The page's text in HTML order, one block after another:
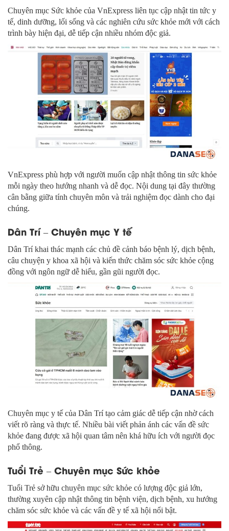
Chuyên mục Sức khỏe của VnExpress liên tục cập nhật tin tức y
tế, dinh dưỡng, lối sống và các nghiên cứu sức khỏe mới với cách
trình bày hiện đại, dễ tiếp cận nhiều nhóm độc giả.
VnExpress phù hợp với người muốn cập nhật thông tin sức khỏe
mỗi ngày theo hướng nhanh và dễ đọc. Nội dung tại đây thường
cân bằng giữa tính chuyên môn và trải nghiệm đọc dành cho đại
chúng.
Dân Trí – Chuyên mục Y tế
Dân Trí khai thác mạnh các chủ đề cảnh báo bệnh lý, dịch bệnh,
câu chuyện y khoa xã hội và kiến thức chăm sóc sức khỏe cộng
đồng với ngôn ngữ dễ hiểu, gần gũi người đọc.
Chuyên mục y tế của Dân Trí tạo cảm giác dễ tiếp cận nhờ cách
viết rõ ràng và thực tế. Nhiều bài viết phản ánh các vấn đề sức
khỏe đang được xã hội quan tâm nên khá hữu ích với người đọc
phổ thông.
Tuổi Trẻ – Chuyên mục Sức khỏe
Tuổi Trẻ sở hữu chuyên mục sức khỏe có lượng độc giả lớn,
thường xuyên cập nhật thông tin bệnh viện, dịch bệnh, xu hướng
chăm sóc sức khỏe và các vấn đề y tế xã hội nổi bật.